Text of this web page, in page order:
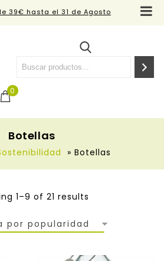
39€ hasta el 31 de Agosto
0
Botellas
» Botellas
1–9 of 21 results
por popularidad